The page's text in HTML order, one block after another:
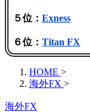
５位： Exness
６位： Titan FX
HOME >
海外FX >
海外FX